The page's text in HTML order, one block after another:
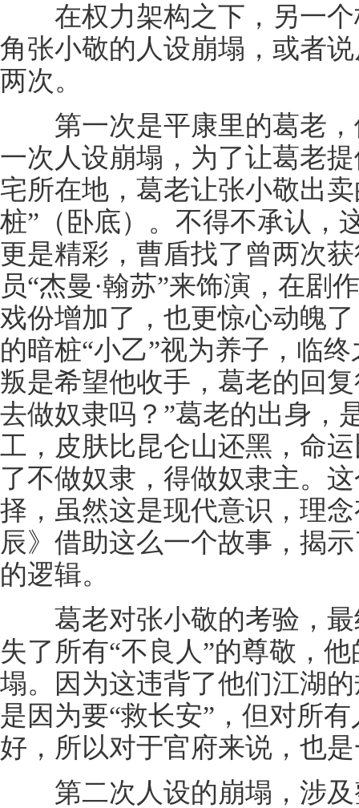
在权力架构之下，另一个
角张小敬的人设崩塌，或者
两次。
第一次是平康里的葛老，
一次人设崩塌，为了让葛老
宅所在地，葛老让张小敬出
桩”（卧底）。不得不承认，
更是精彩，曹盾找了曾两次
员“杰曼·翰苏”来饰演，在剧
戏份增加了，也更惊心动魄
的暗桩“小乙”视为养子，临
叛是希望他收手，葛老的回
去做奴隶吗？”葛老的出身，
工，皮肤比昆仑山还黑，命
了不做奴隶，得做奴隶主。
择，虽然这是现代意识，理
辰》借助这么一个故事，揭
的逻辑。
葛老对张小敬的考验，最
失了所有“不良人”的尊敬，
塌。因为这违背了他们江湖
是因为要“救长安”，但对所
好，所以对于官府来说，也
第二次人设的崩塌，涉及